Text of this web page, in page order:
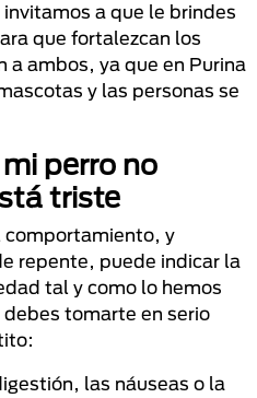
a que le brindes
que fortalezcan los
a ambos, ya que en Purina
y las personas se
perro no
triste
y
repente, puede indicar la
tal y como lo hemos
tomarte en serio
las náuseas o la